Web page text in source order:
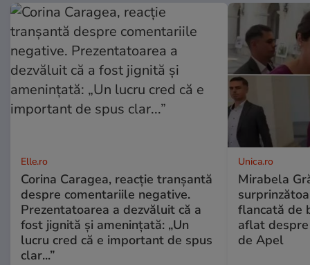
Elle.ro
Corina Caragea, reacție tranșantă
despre comentariile negative.
Prezentatoarea a dezvăluit că a
fost jignită și amenințată: „Un
lucru cred că e important de spus
clar...”
Unica.ro
Mirabela
flancată de
aflat
de Apel